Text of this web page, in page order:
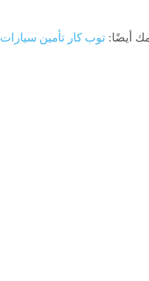
أيضًا: توب كار تأمين سيارات